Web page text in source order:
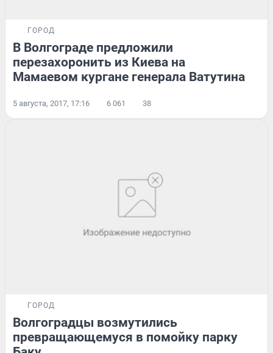
ГОРОД
В Волгограде предложили
перезахоронить из Киева на
Мамаевом кургане генерала Ватутина
5 августа, 2017, 17:16 6 061 38
ГОРОД
Волгоградцы возмутились
превращающемуся в помойку парку